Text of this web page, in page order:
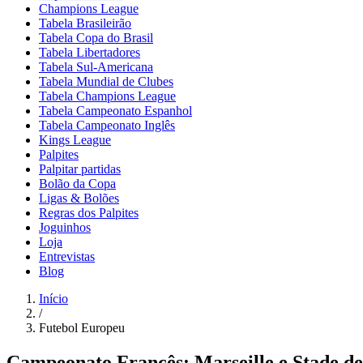
Champions League
Tabela Brasileirão
Tabela Copa do Brasil
Tabela Libertadores
Tabela Sul-Americana
Tabela Mundial de Clubes
Tabela Champions League
Tabela Campeonato Espanhol
Tabela Campeonato Inglês
Kings League
Palpites
Palpitar partidas
Bolão da Copa
Ligas & Bolões
Regras dos Palpites
Joguinhos
Loja
Entrevistas
Blog
Início
/
Futebol Europeu